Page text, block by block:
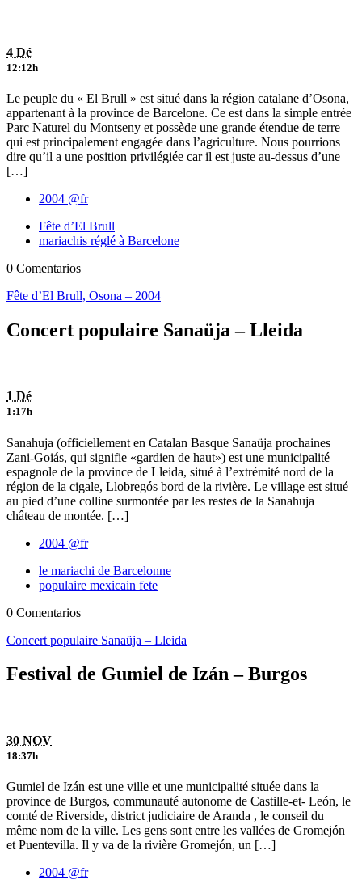
4 Dé
12:12h
Le peuple du « El Brull » est situé dans la région catalane d’Osona,
appartenant à la province de Barcelone. Ce est dans la simple entrée
Parc Naturel du Montseny et possède une grande étendue de terre
qui est principalement engagée dans l’agriculture. Nous pourrions
dire qu’il a une position privilégiée car il est juste au-dessus d’une
[…]
2004 @fr
Fête d’El Brull
mariachis réglé à Barcelone
0 Comentarios
Fête d’El Brull, Osona – 2004
Concert populaire Sanaüja – Lleida
1 Dé
1:17h
Sanahuja (officiellement en Catalan Basque Sanaüja prochaines
Zani-Goiás, qui signifie «gardien de haut») est une municipalité
espagnole de la province de Lleida, situé à l’extrémité nord de la
région de la cigale, Llobregós bord de la rivière. Le village est situé
au pied d’une colline surmontée par les restes de la Sanahuja
château de montée. […]
2004 @fr
le mariachi de Barcelonne
populaire mexicain fete
0 Comentarios
Concert populaire Sanaüja – Lleida
Festival de Gumiel de Izán – Burgos
30 NOV
18:37h
Gumiel de Izán est une ville et une municipalité située dans la
province de Burgos, communauté autonome de Castille-et- León, le
comté de Riverside, district judiciaire de Aranda , le conseil du
même nom de la ville. Les gens sont entre les vallées de Gromejón
et Puentevilla. Il y va de la rivière Gromejón, un […]
2004 @fr